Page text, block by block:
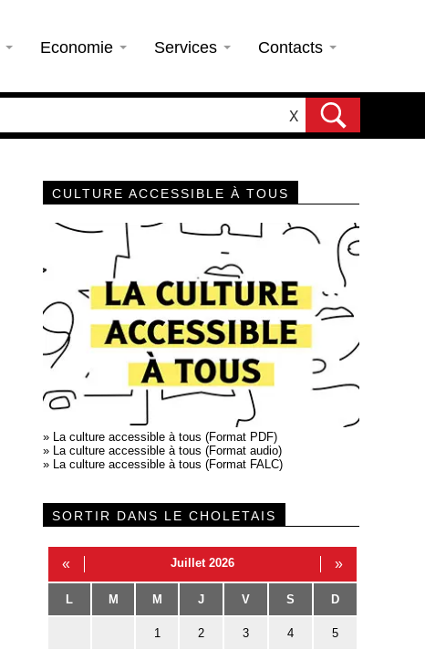
Economie Services Contacts
X
CULTURE ACCESSIBLE À TOUS
» La culture accessible à tous (Format PDF)
» La culture accessible à tous (Format audio)
» La culture accessible à tous (Format FALC)
SORTIR DANS LE CHOLETAIS
« Juillet 2026 »
L M M J V S D
1 2 3 4 5